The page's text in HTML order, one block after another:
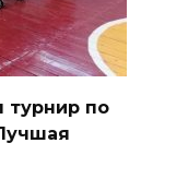
турнир по